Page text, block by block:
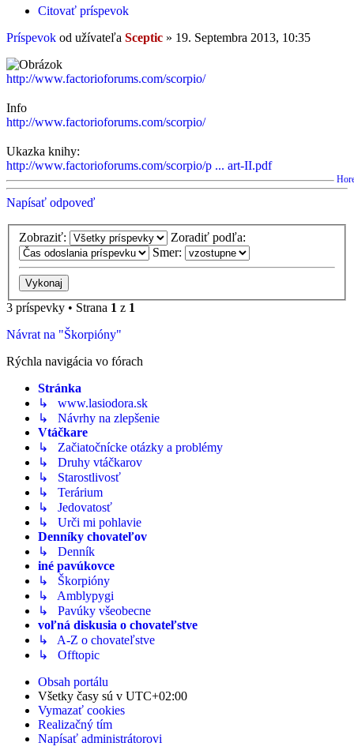
Citovať príspevok
Príspevok od užívateľa Sceptic » 19. Septembra 2013, 10:35
http://www.factorioforums.com/scorpio/
Info
http://www.factorioforums.com/scorpio/
Ukazka knihy:
http://www.factorioforums.com/scorpio/p ... art-II.pdf
Napísať odpoveď
Zobraziť:
Zoradiť podľa:
Smer:
3 príspevky • Strana 1 z 1
Návrat na "Škorpióny"
Rýchla navigácia vo fórach
Stránka
↳ www.lasiodora.sk
↳ Návrhy na zlepšenie
Vtáčkare
↳ Začiatočnícke otázky a problémy
↳ Druhy vtáčkarov
↳ Starostlivosť
↳ Terárium
↳ Jedovatosť
↳ Urči mi pohlavie
Denníky chovateľov
↳ Denník
iné pavúkovce
↳ Škorpióny
↳ Amblypygi
↳ Pavúky všeobecne
voľná diskusia o chovateľstve
↳ A-Z o chovateľstve
↳ Offtopic
Obsah portálu
Všetky časy sú v UTC+02:00
Vymazať cookies
Realizačný tím
Napísať administrátorovi